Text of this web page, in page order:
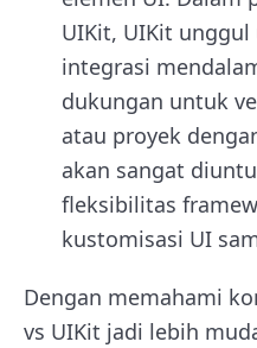
UIKit, UIKit
integrasi
dukungan untuk
atau proyek
akan sangat
fleksibilitas
kustomisasi UI
Dengan memahami
vs UIKit jadi lebih